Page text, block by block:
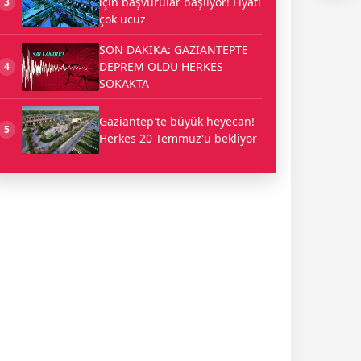
çok ucuz
4
SON DAKİKA: GAZİANTEPTE
DEPREM OLDU HERKES
SOKAKTA
5
Gaziantep'te büyük heyecan!
Herkes 20 Temmuz'u bekliyor